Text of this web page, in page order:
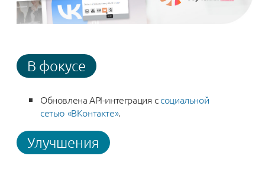
В фокусе
Обновлена API-интеграция ссоциальной
сетью «ВКонтакте».
Улучшения